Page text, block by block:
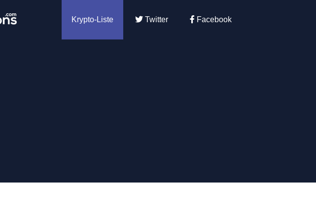
Krypto-Liste Twitter Facebook